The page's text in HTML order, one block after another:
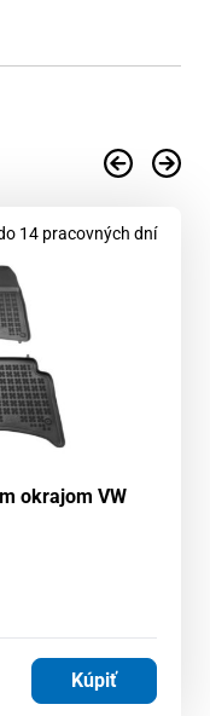
14 pracovných dní
okrajom VW
Kúpiť